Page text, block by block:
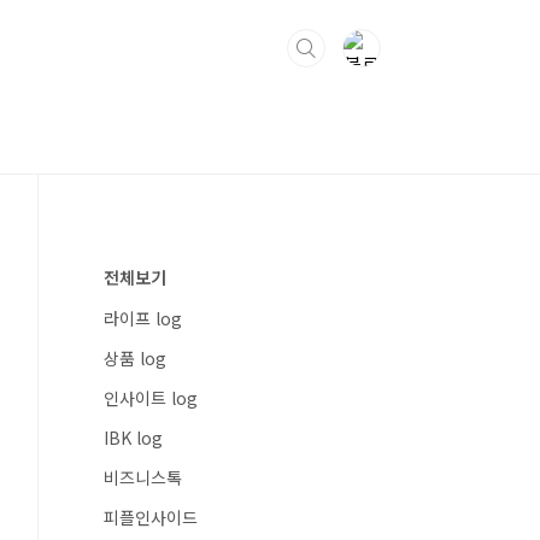
전체보기
라이프 log
상품 log
인사이트 log
IBK log
비즈니스톡
피플인사이드